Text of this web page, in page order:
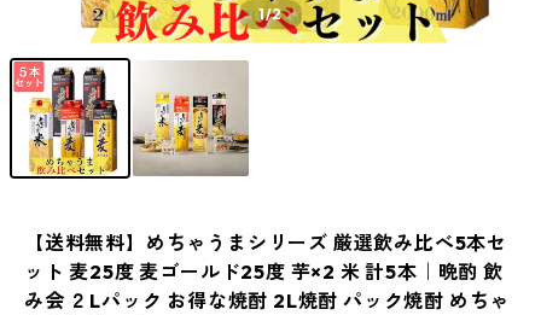
1/2
【送料無料】めちゃうまシリーズ 厳選飲み比べ5本セ
ット 麦25度 麦ゴールド25度 芋×2 米 計5本｜晩酌 飲
み会 ２Lパック お得な焼酎 2L焼酎 パック焼酎 めちゃ